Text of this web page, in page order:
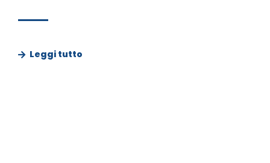
Leggi tutto